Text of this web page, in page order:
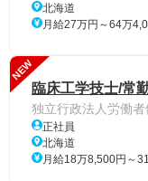
北海道
月給27万円～64万
NEW
臨床工学技士/常
独立行政法人労働
正社員
北海道
月給18万8,500円～